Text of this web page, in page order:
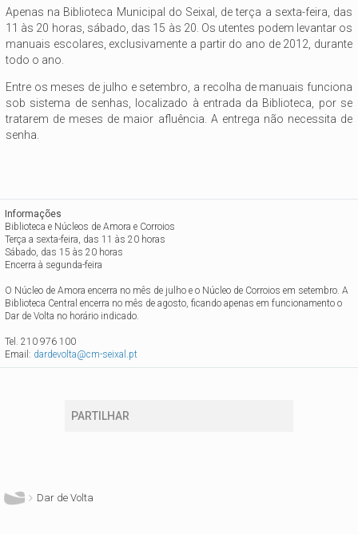
Apenas na Biblioteca Municipal do Seixal, de terça a sexta-feira, das
11 às 20 horas, sábado, das 15 às 20. Os utentes podem levantar os
manuais escolares, exclusivamente a partir do ano de 2012, durante
todo o ano.
Entre os meses de julho e setembro, a recolha de manuais funciona
sob sistema de senhas, localizado à entrada da Biblioteca, por se
tratarem de meses de maior afluência. A entrega não necessita de
senha.
Informações
Biblioteca e Núcleos de Amora e Corroios
Terça a sexta-feira, das 11 às 20 horas
Sábado, das 15 às 20 horas
Encerra à segunda-feira
O Núcleo de Amora encerra no mês de julho e o Núcleo de Corroios em setembro. A
Biblioteca Central encerra no mês de agosto, ficando apenas em funcionamento o
Dar de Volta no horário indicado.
Tel. 210 976 100
Email: dardevolta@cm-seixal.pt
PARTILHAR
Dar de Volta